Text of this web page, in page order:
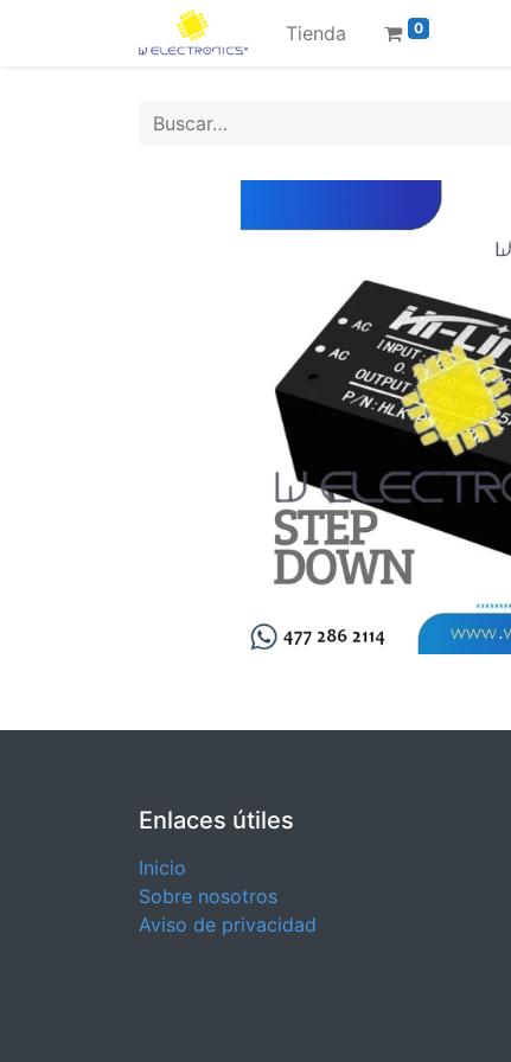
Tienda 0
Enlaces útiles
Inicio
Sobre nosotros
Aviso de privacidad